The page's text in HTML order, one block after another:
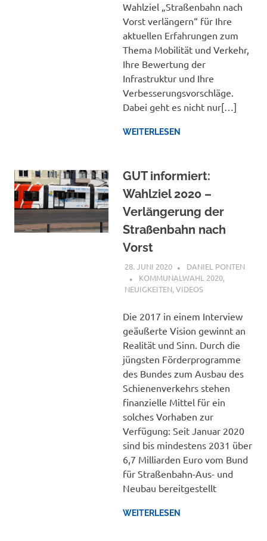
Wahlziel „Straßenbahn nach
Vorst verlängern“ für Ihre
aktuellen Erfahrungen zum
Thema Mobilität und Verkehr,
Ihre Bewertung der
Infrastruktur und Ihre
Verbesserungsvorschläge.
Dabei geht es nicht nur[…]
WEITERLESEN
GUT informiert:
Wahlziel 2020 –
Verlängerung der
Straßenbahn nach
Vorst
28. JUNI 2020
DANIEL PONTEN
KOMMUNALWAHL 2020,
NEUIGKEITEN,VIDEOS
Die 2017 in einem Interview
geäußerte Vision gewinnt an
Realität und Sinn. Durch die
jüngsten Förderprogramme
des Bundes zum Ausbau des
Schienenverkehrs stehen
finanzielle Mittel für ein
solches Vorhaben zur
Verfügung: Seit Januar 2020
sind bis mindestens 2031 über
6,7 Milliarden Euro vom Bund
für Straßenbahn-Aus- und
Neubau bereitgestellt
WEITERLESEN